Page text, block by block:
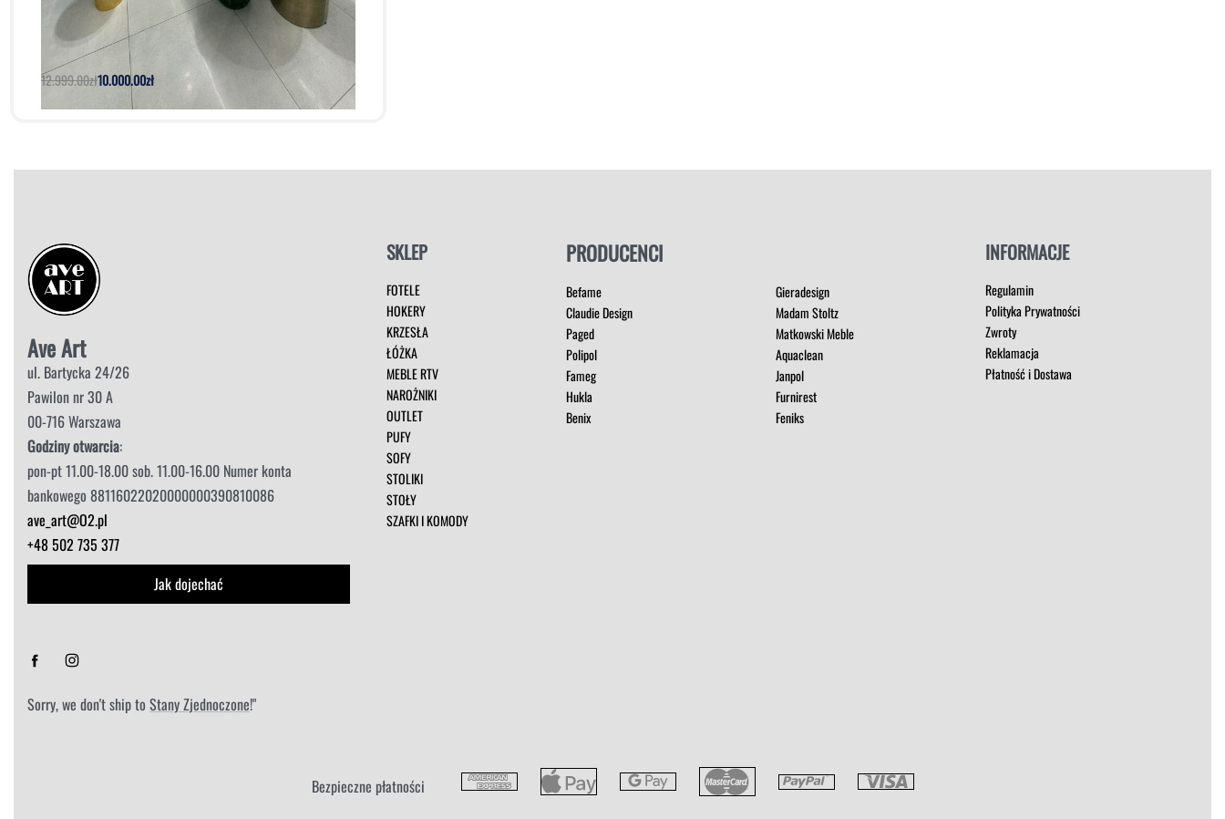
Sofa Goldy | Nordic Line Ekspozycja
12.999.00zł10.000.00zł
Dodaj do koszykaPodgląd
Ave Art
ul. Bartycka 24/26
Pawilon nr 30 A
00-716 Warszawa
Godziny otwarcia:
pon-pt 11.00-18.00 sob. 11.00-16.00 Numer konta
bankowego 88116022020000000390810086
ave_art@O2.pl
+48 502 735 377
Jak dojechać
Sorry, we don't ship to Stany Zjednoczone!"
SKLEP
FOTELE
HOKERY
KRZESŁA
ŁÓŻKA
MEBLE RTV
NAROŻNIKI
OUTLET
PUFY
SOFY
STOLIKI
STOŁY
SZAFKI I KOMODY
PRODUCENCI
Befame
Claudie Design
Paged
Polipol
Fameg
Hukla
Benix
Gieradesign
Madam Stoltz
Matkowski Meble
Aquaclean
Janpol
Furnirest
Feniks
INFORMACJE
Regulamin
Polityka Prywatności
Zwroty
Reklamacja
Płatność i Dostawa
Bezpieczne płatności